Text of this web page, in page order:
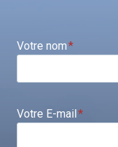
Votre nom*
Votre E-mail*